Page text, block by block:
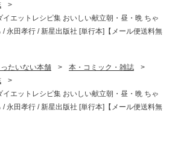
>
イエットレシピ集 おいしい献立朝・昼・晩 ちゃ
永田孝行 / 新星出版社 [単行本]【メール便送料無
ったいない本舗 > 本・コミック・雑誌
>
>
イエットレシピ集 おいしい献立朝・昼・晩 ちゃ
永田孝行 / 新星出版社 [単行本]【メール便送料無